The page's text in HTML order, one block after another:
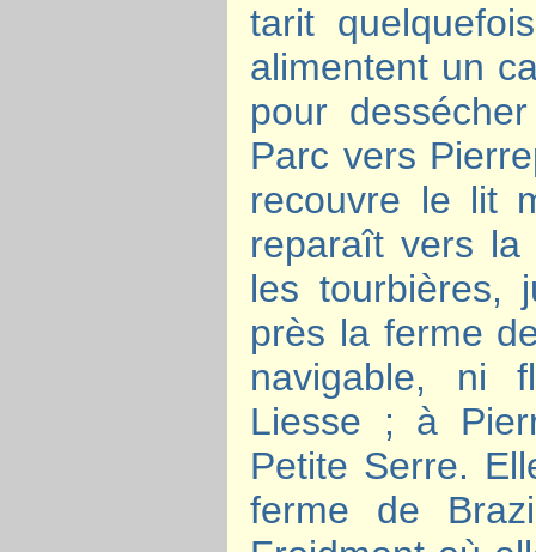
tarit
alimentent un
pour
Parc vers
recouvre le lit
reparaît vers
les tourbières,
près la ferme
navigable, ni
Liesse ; à
Petite Serre.
ferme de